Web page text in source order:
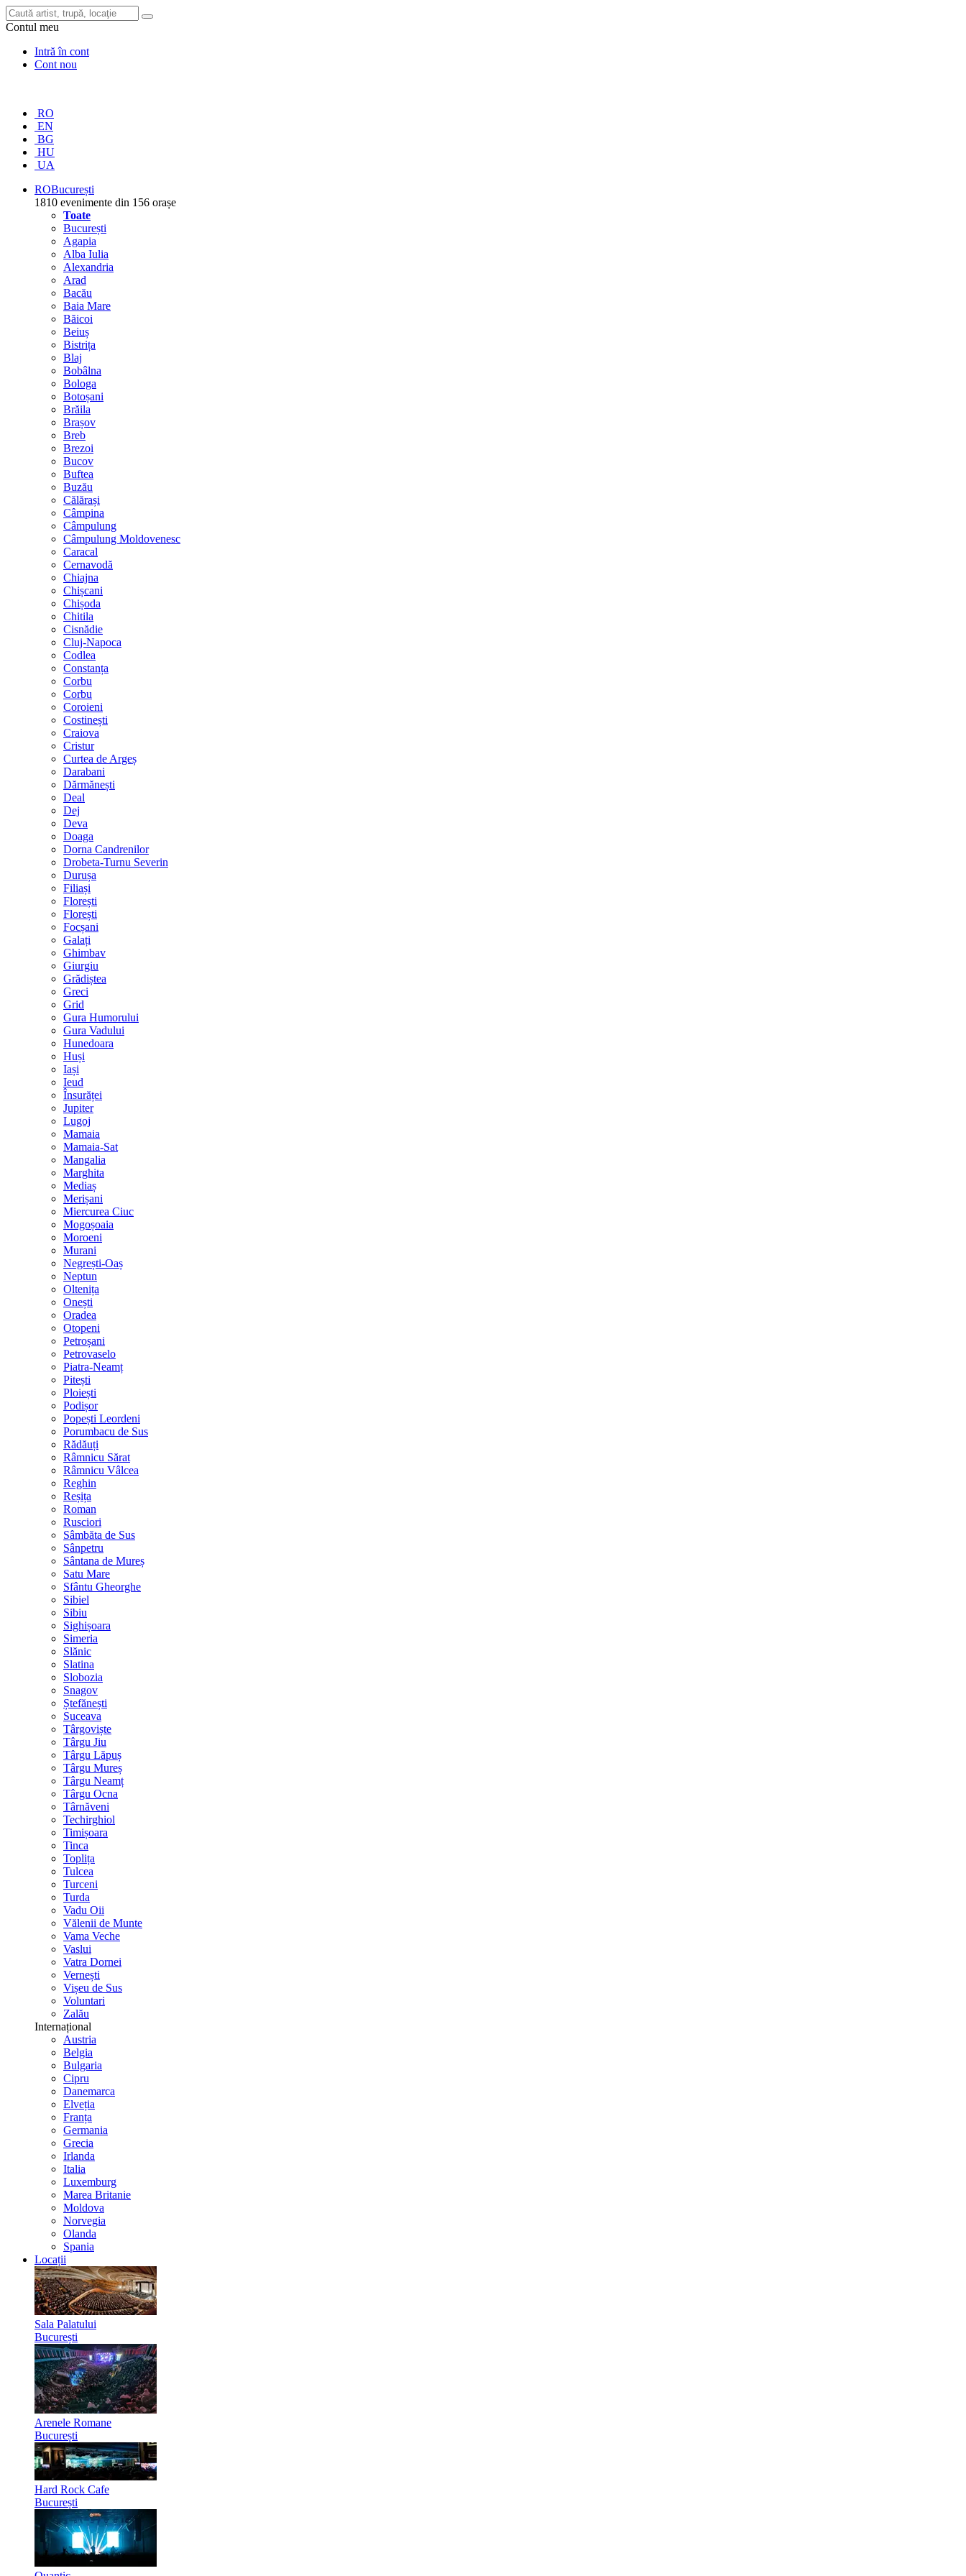
Contul meu
Intră în cont
Cont nou
RO
EN
BG
HU
UA
ROBucurești
1810 evenimente din 156 orașe
Toate
București
Agapia
Alba Iulia
Alexandria
Arad
Bacău
Baia Mare
Băicoi
Beiuș
Bistrița
Blaj
Bobâlna
Bologa
Botoșani
Brăila
Brașov
Breb
Brezoi
Bucov
Buftea
Buzău
Călărași
Câmpina
Câmpulung
Câmpulung Moldovenesc
Caracal
Cernavodă
Chiajna
Chișcani
Chișoda
Chitila
Cisnădie
Cluj-Napoca
Codlea
Constanța
Corbu
Corbu
Coroieni
Costinești
Craiova
Cristur
Curtea de Argeș
Darabani
Dărmănești
Deal
Dej
Deva
Doaga
Dorna Candrenilor
Drobeta-Turnu Severin
Durușa
Filiași
Florești
Florești
Focșani
Galați
Ghimbav
Giurgiu
Grădiștea
Greci
Grid
Gura Humorului
Gura Vadului
Hunedoara
Huși
Iași
Ieud
Însurăței
Jupiter
Lugoj
Mamaia
Mamaia-Sat
Mangalia
Marghita
Mediaș
Merișani
Miercurea Ciuc
Mogoșoaia
Moroeni
Murani
Negrești-Oaș
Neptun
Oltenița
Onești
Oradea
Otopeni
Petroșani
Petrovaselo
Piatra-Neamț
Pitești
Ploiești
Podișor
Popești Leordeni
Porumbacu de Sus
Rădăuți
Râmnicu Sărat
Râmnicu Vâlcea
Reghin
Reșița
Roman
Rusciori
Sâmbăta de Sus
Sânpetru
Sântana de Mureș
Satu Mare
Sfântu Gheorghe
Sibiel
Sibiu
Sighișoara
Simeria
Slănic
Slatina
Slobozia
Snagov
Ștefănești
Suceava
Târgoviște
Târgu Jiu
Târgu Lăpuș
Târgu Mureș
Târgu Neamț
Târgu Ocna
Târnăveni
Techirghiol
Timișoara
Tinca
Toplița
Tulcea
Turceni
Turda
Vadu Oii
Vălenii de Munte
Vama Veche
Vaslui
Vatra Dornei
Vernești
Vișeu de Sus
Voluntari
Zalău
Internațional
Austria
Belgia
Bulgaria
Cipru
Danemarca
Elveția
Franța
Germania
Grecia
Irlanda
Italia
Luxemburg
Marea Britanie
Moldova
Norvegia
Olanda
Spania
Locații
Sala Palatului
București
Arenele Romane
București
Hard Rock Cafe
București